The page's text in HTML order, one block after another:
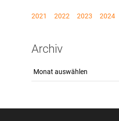
2021 2022 2023 2024
Archiv
Archiv